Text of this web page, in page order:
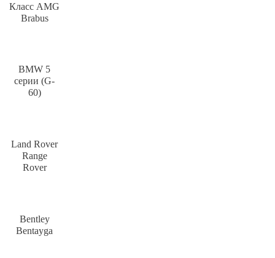
Класс AMG
Brabus
BMW 5
серии (G-
60)
Land Rover
Range
Rover
Bentley
Bentayga